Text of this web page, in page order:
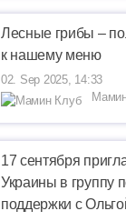
Лесные грибы –
к нашему меню
02. Sep 2025, 14:33
17 сентября
Украины в группу
поддержки с